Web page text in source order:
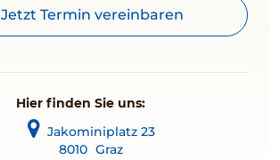
Jetzt Termin vereinbaren
Hier finden Sie uns:
Jakominiplatz 23
8010 Graz